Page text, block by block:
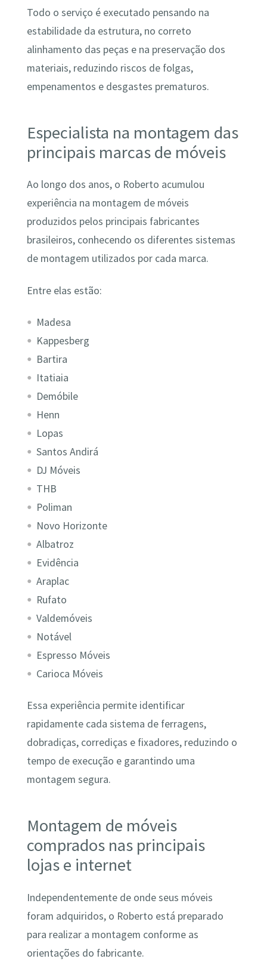
Todo o serviço é executado pensando na
estabilidade da estrutura, no correto
alinhamento das peças e na preservação dos
materiais, reduzindo riscos de folgas,
empenamentos e desgastes prematuros.
Especialista na montagem das
principais marcas de móveis
Ao longo dos anos, o Roberto acumulou
experiência na montagem de móveis
produzidos pelos principais fabricantes
brasileiros, conhecendo os diferentes sistemas
de montagem utilizados por cada marca.
Entre elas estão:
Madesa
Kappesberg
Bartira
Itatiaia
Demóbile
Henn
Lopas
Santos Andirá
DJ Móveis
THB
Poliman
Novo Horizonte
Albatroz
Evidência
Araplac
Rufato
Valdemóveis
Notável
Espresso Móveis
Carioca Móveis
Essa experiência permite identificar
rapidamente cada sistema de ferragens,
dobradiças, corrediças e fixadores, reduzindo o
tempo de execução e garantindo uma
montagem segura.
Montagem de móveis
comprados nas principais
lojas e internet
Independentemente de onde seus móveis
foram adquiridos, o Roberto está preparado
para realizar a montagem conforme as
orientações do fabricante.